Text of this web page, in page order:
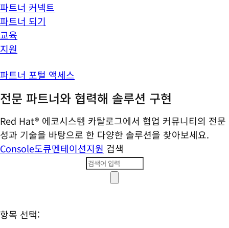
파트너 커넥트
파트너 되기
교육
지원
파트너 포털 액세스
전문 파트너와 협력해 솔루션 구현
Red Hat® 에코시스템 카탈로그에서 협업 커뮤니티의 전문
성과 기술을 바탕으로 한 다양한 솔루션을 찾아보세요.
Console도큐멘테이션지원 검색
항목 선택: